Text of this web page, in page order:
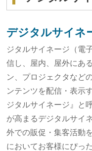
デジタルサイネ
ジタルサイネージ（電
信し、屋内、屋外にあ
ン、プロジェクタなど
ンテンツを配信・表示
ジタルサイネージ』と
が高まるデジタルサイ
外での販促・集客活動
においてお客様にぴっ